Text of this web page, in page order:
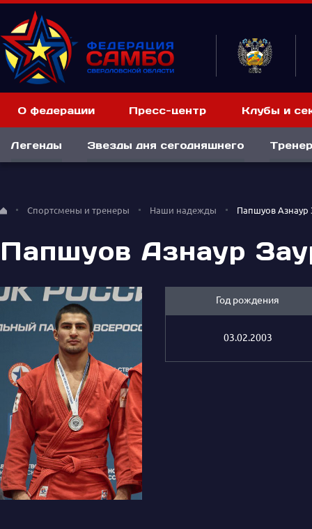
О федерации Пресс-центр Клубы и
Легенды Звезды дня сегодняшнего
Спортсмены и тренеры Наши надежды Папшуов Азнаур
Папшуов Азнаур
Год рождения
03.02.2003